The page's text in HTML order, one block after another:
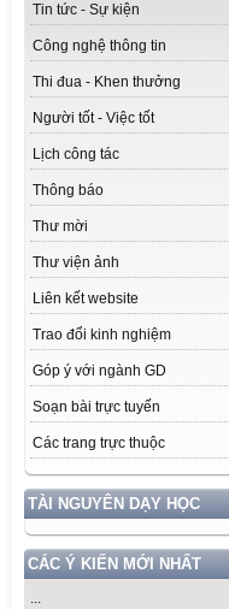
Tin tức - Sự kiện
Công nghệ thông tin
Thi đua - Khen thưởng
Người tốt - Việc tốt
Lịch công tác
Thông báo
Thư mời
Thư viện ảnh
Liên kết website
Trao đổi kinh nghiệm
Góp ý với ngành GD
Soạn bài trực tuyến
Các trang trực thuộc
TÀI NGUYÊN DẠY HỌC
CÁC Ý KIẾN MỚI NHẤT
...